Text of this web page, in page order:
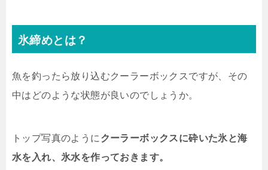
氷締めとは？
魚を釣ったら放り込むクーラーボックスですが、その
中はどのような状態が良いのでしょうか。
トップ写真のように クーラーボックスに砕いた氷と海
水を入れ、氷水を作っておきます。